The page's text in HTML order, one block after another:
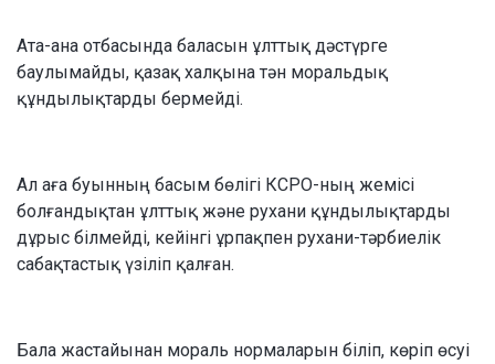
Ата-ана отбасында баласын ұлттық дәстүрге
баулымайды, қазақ халқына тән моральдық
құндылықтарды бермейді.
Ал аға буынның басым бөлігі КСРО-ның жемісі
болғандықтан ұлттық және рухани құндылықтарды
дұрыс білмейді, кейінгі ұрпақпен рухани-тәрбиелік
сабақтастық үзіліп қалған.
Бала жастайынан мораль нормаларын біліп, көріп өсуі